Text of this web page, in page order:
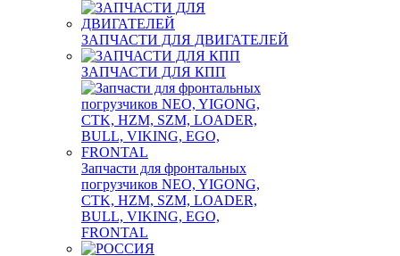
ЗАПЧАСТИ ДЛЯ ДВИГАТЕЛЕЙ
ЗАПЧАСТИ ДЛЯ КПП
Запчасти для фронтальных
погрузчиков NEO, YIGONG,
CTK, HZM, SZM, LOADER,
BULL, VIKING, EGO,
FRONTAL